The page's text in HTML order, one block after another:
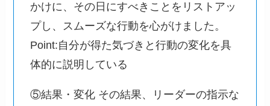
かけに、その日にすべきことをリストアッ
プし、スムーズな行動を心がけました。
Point:自分が得た気づきと行動の変化を具
体的に説明している
⑤結果・変化 その結果、リーダーの指示な